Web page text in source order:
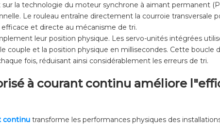
la technologie du moteur synchrone à aimant permanent
Le rouleau entraîne directement la courroie transversale
et directe au mécanisme de tri.
leur position physique. Les servo-unités intégrées
le couple et la position physique en millisecondes. Cette
fois, réduisant ainsi considérablement les erreurs de tri.
à courant continu améliore
continu transforme les performances physiques des